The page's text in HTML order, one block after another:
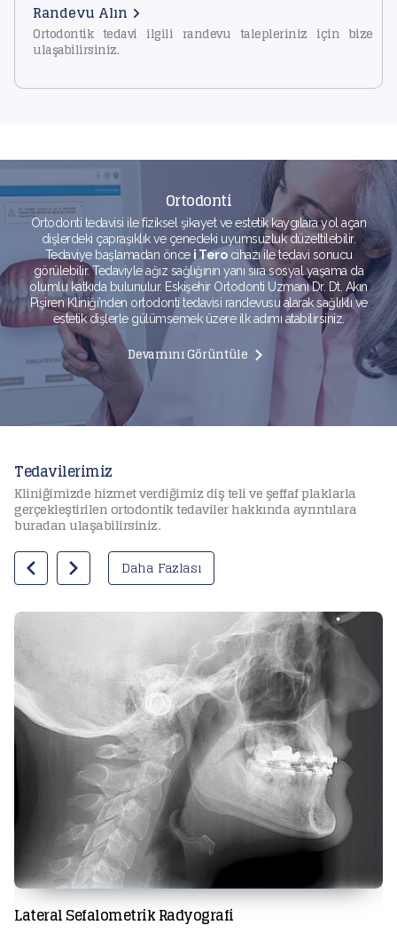
Randevu Alın
Ortodontik tedavi ilgili randevu talepleriniz için bize
ulaşabilirsiniz.
Ortodonti
Ortodonti tedavisi ile fiziksel şikayet ve estetik kaygılara yol açan
dişlerdeki çapraşıklık ve çenedeki uyumsuzluk düzeltilebilir.
Tedaviye başlamadan önce i Terocihazı ile tedavi sonucu
görülebilir. Tedaviyle ağız sağlığının yanı sıra sosyal yaşama da
olumlu katkıda bulunulur. Eskişehir Ortodonti Uzmanı Dr. Dt. Akın
Pişiren Kliniği’nden ortodonti tedavisi randevusu alarak sağlıklı ve
estetik dişlerle gülümsemek üzere ilk adımı atabilirsiniz.
Devamını Görüntüle
Tedavilerimiz
Kliniğimizde hizmet verdiğimiz diş teli ve şeffaf plaklarla
gerçekleştirilen ortodontik tedaviler hakkında ayrıntılara
buradan ulaşabilirsiniz.
Daha Fazlası
Lateral Sefalometrik Radyografi